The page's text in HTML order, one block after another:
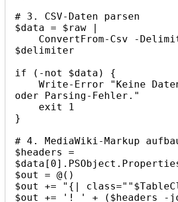
# 3. CSV-Daten parsen
$data = $raw |
$delimiter
if (-not $data) {
oder Parsing-Fehler."
}
# 4. MediaWiki-Markup
$headers =
$out = @()
$out += "{|
$out += '! ' + ($headers